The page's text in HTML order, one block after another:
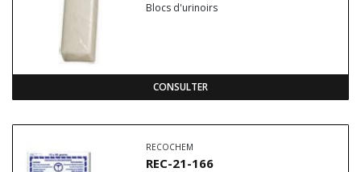
Blocs d'urinoirs
CONSULTER
RECOCHEM
REC-21-166